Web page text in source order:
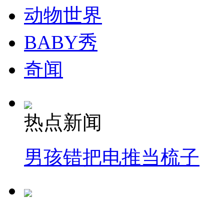
外交部：反对强权政治霸凌主义
外交部：有关国家言论片面不公正
安徽一实载49人客车翻车
走！跟着总书记去植树
动物世界
BABY秀
奇闻
热点新闻
男孩错把电推当梳子